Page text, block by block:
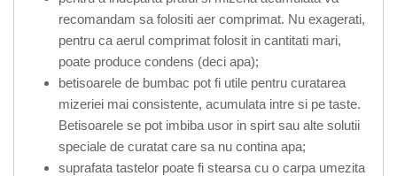
recomandam sa folositi aer comprimat. Nu exagerati,
pentru ca aerul comprimat folosit in cantitati mari,
poate produce condens (deci apa);
betisoarele de bumbac pot fi utile pentru curatarea
mizeriei mai consistente, acumulata intre si pe taste.
Betisoarele se pot imbiba usor in spirt sau alte solutii
speciale de curatat care sa nu contina apa;
suprafata tastelor poate fi stearsa cu o carpa umezita